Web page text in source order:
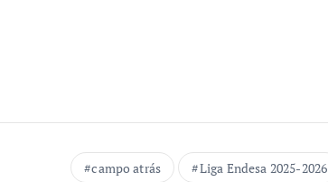
campo atrás
Liga Endesa 2025-2026